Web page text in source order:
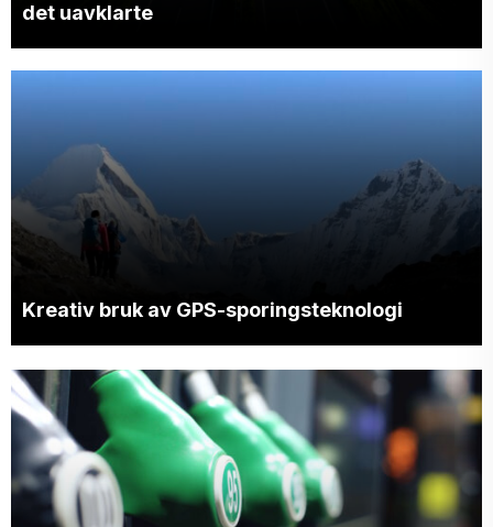
det uavklarte
Kreativ bruk av GPS-sporingsteknologi